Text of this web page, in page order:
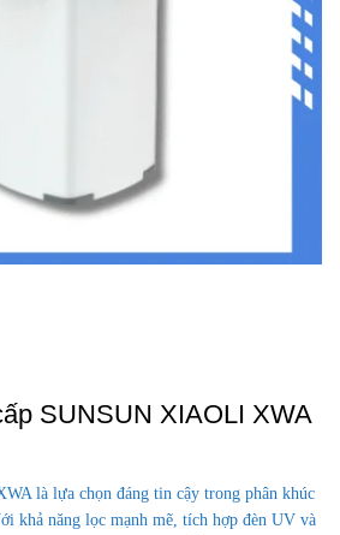
SUNSUN XIAOLI XWA
là lựa chọn đáng tin cậy trong phân khúc
khả năng lọc mạnh mẽ, tích hợp đèn UV và